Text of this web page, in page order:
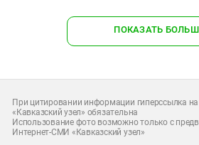
ПОКАЗАТЬ
При цитировании информации гиперссылка
«Кавказский узел» обязательна
Использование фото возможно только с
Интернет-СМИ «Кавказский узел»